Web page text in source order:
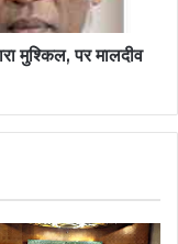
मुश्किल, पर मालदीव